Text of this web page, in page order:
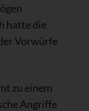
hatte die
Vorwürfe
zu einem
Angriffe